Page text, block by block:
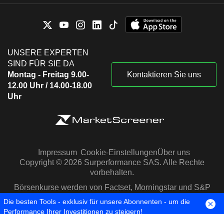
UNSERE EXPERTEN
SIND FÜR SIE DA
Montag - Freitag 9.00-
12.00 Uhr / 14.00-18.00
Uhr
Kontaktieren Sie uns
Impressum Cookie-EinstellungenÜber uns
Copyright © 2026 Surperformance SAS. Alle Rechte
vorbehalten.
Börsenkurse werden von Factset, Morningstar und S&P
Capital IQ zur Verfügung gestellt
Die besten Tools - exklusiv für unsere Abonnenten - um die
Performance Ihrer Investitionen zu steigern!